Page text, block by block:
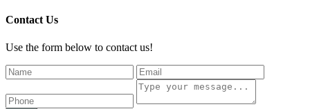
Contact Us
Use the form below to contact us!